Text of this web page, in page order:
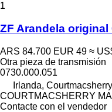
1
ZF Arandela original
ARS 84.700 EUR 49 ≈
Otra pieza de transmisión
0730.000.051
Irlanda, Courtmacsherry
COURTMACSHERRY
Contacte con el vendedor